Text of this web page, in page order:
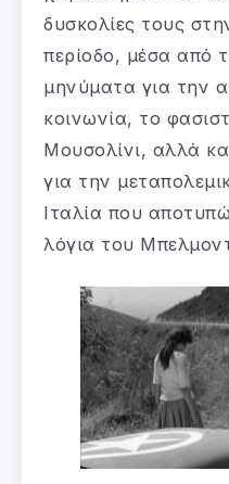
δυσκολίες τους
περίοδο, μέσα από
μηνύματα για την
κοινωνία, το
Μουσολίνι, αλλά
για την
Ιταλία που
λόγια του